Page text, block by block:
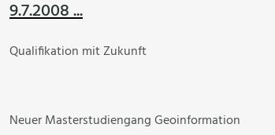
9.7.2008 ...
Qualifikation mit Zukunft
Neuer Masterstudiengang Geoinformation